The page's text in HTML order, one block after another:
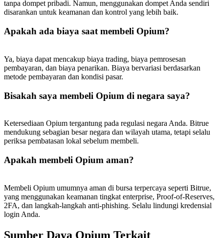
USDT Flexible Staking | Daily Rewards
BTC New User Exclusive: 6.5% APR
BTC Flexible Staking | Daily Rewards
Lebih Banyak Acara
Menangkan Hadiah dan Hadiah Eksklusif
Pusat Hadiah
tanpa dompet pribadi. Namun, menggunakan dompet Anda sendiri
disarankan untuk keamanan dan kontrol yang lebih baik.
Apakah ada biaya saat membeli Opium?
Ya, biaya dapat mencakup biaya trading, biaya pemrosesan
pembayaran, dan biaya penarikan. Biaya bervariasi berdasarkan
metode pembayaran dan kondisi pasar.
Bisakah saya membeli Opium di negara saya?
Ketersediaan Opium tergantung pada regulasi negara Anda. Bitrue
mendukung sebagian besar negara dan wilayah utama, tetapi selalu
periksa pembatasan lokal sebelum membeli.
Apakah membeli Opium aman?
Membeli Opium umumnya aman di bursa terpercaya seperti Bitrue,
yang menggunakan keamanan tingkat enterprise, Proof-of-Reserves,
2FA, dan langkah-langkah anti-phishing. Selalu lindungi kredensial
login Anda.
Sumber Daya Opium Terkait